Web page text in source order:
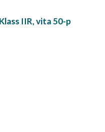
IIR, vita 50-p